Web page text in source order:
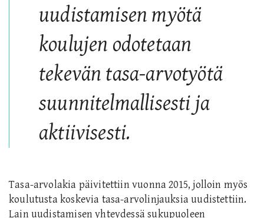
uudistamisen myötä
koulujen odotetaan
tekevän tasa-arvotyötä
suunnitelmallisesti ja
aktiivisesti.
Tasa-arvolakia päivitettiin vuonna 2015, jolloin myös
koulutusta koskevia tasa-arvolinjauksia uudistettiin.
Lain uudistamisen yhteydessä sukupuoleen